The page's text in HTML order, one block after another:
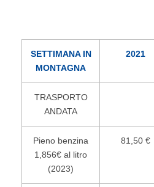
SETTIMANA IN
MONTAGNA
2021
TRASPORTO
ANDATA
Pieno benzina
1,856€ al litro
(2023)
81,50 €